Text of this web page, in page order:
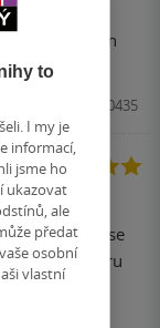
9788020420435
Kniha se
atmosféru
ale
jelikož
to
I my je
informací,
jsme ho
ukazovat
ale
předat
osobní
vlastní